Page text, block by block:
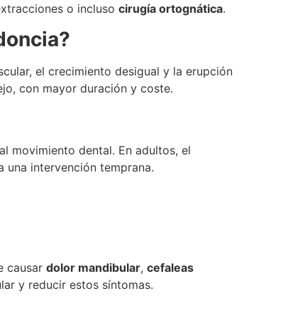
o incluso cirugía ortognática.
el crecimiento desigual y la erupción
con mayor duración y coste.
movimiento dental. En adultos, el
intervención temprana.
causar dolor mandibular, cefaleas
y reducir estos síntomas.